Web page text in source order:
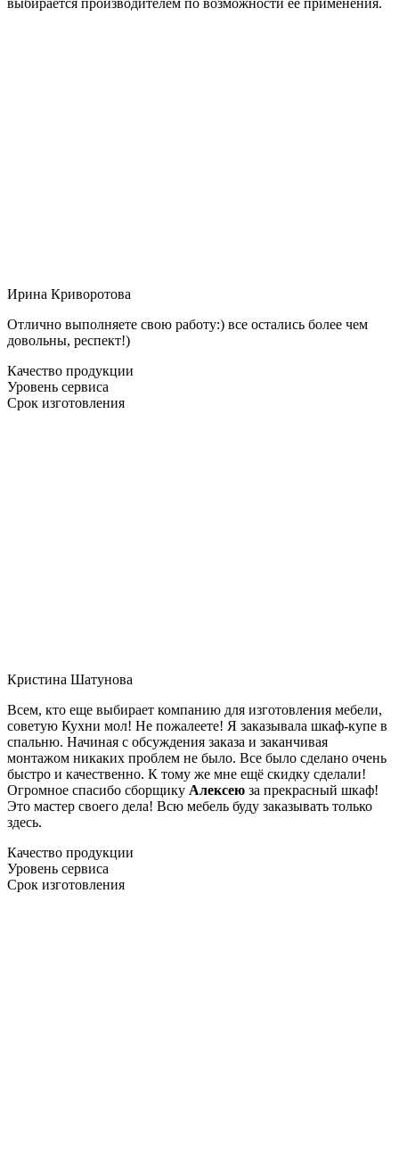
Ирина Криворотова
Отлично выполняете свою работу:) все остались более чем
довольны, респект!)
Качество продукции
Уровень сервиса
Срок изготовления
Кристина Шатунова
Всем, кто еще выбирает компанию для изготовления мебели,
советую Кухни мол! Не пожалеете! Я заказывала шкаф-купе в
спальню. Начиная с обсуждения заказа и заканчивая
монтажом никаких проблем не было. Все было сделано очень
быстро и качественно. К тому же мне ещё скидку сделали!
Огромное спасибо сборщику Алексею за прекрасный шкаф!
Это мастер своего дела! Всю мебель буду заказывать только
здесь.
Качество продукции
Уровень сервиса
Срок изготовления